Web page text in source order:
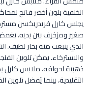
الخلفية بلون أخضر فاتح
يجلس كارل فريدريكسن
صغير ومزخرف بين يديه.
الذي ينبعث منه بخار
والاسترخاء. يمكن تلوين
ذهبية لحوافه. ملابس كارل
التقليدية، بينما يُفضل